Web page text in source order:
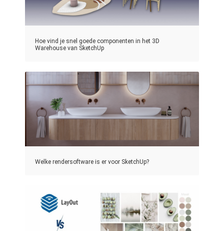
Hoe vind je snel goede componenten in het 3D
Warehouse van SketchUp
Welke rendersoftware is er voor SketchUp?